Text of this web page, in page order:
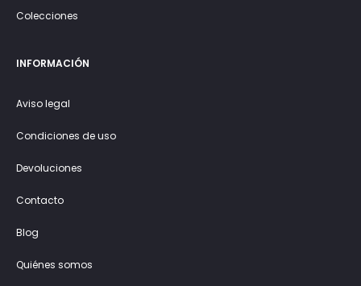
Colecciones
INFORMACIÓN
Aviso legal
Condiciones de uso
Devoluciones
Contacto
Blog
Quiénes somos